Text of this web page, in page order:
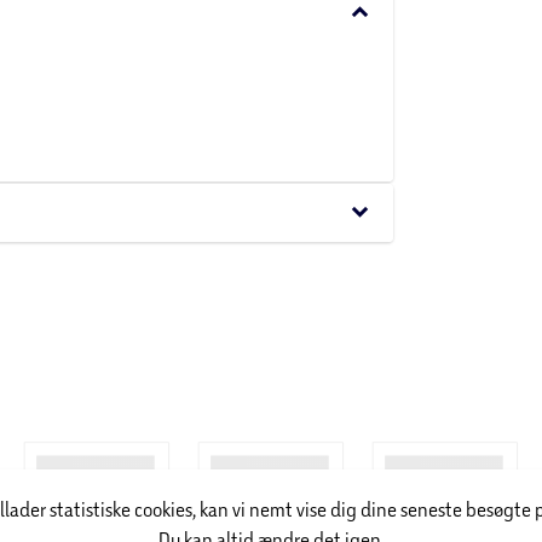
keyboard_arrow_down
keyboard_arrow_down
statistiske cookies, kan vi nemt vise dig dine seneste besøgte